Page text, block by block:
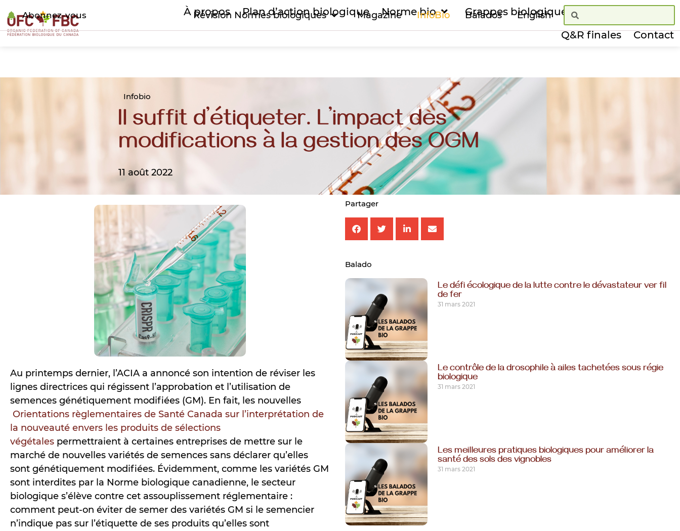
Abonnez-vous Révision Normes biologiques Magazine InfoBio Balados English
À propos Plan d’action biologique Norme bio Grappes biologiques
Q&R finales
Contact
Infobio
Il suffit d’étiqueter. L’impact des
modifications à la gestion des OGM
11 août 2022
Au printemps dernier, l’ACIA a annoncé son intention de réviser les
lignes directrices qui régissent l’approbation et l’utilisation de
semences génétiquement modifiées (GM). En fait, les nouvelles
Orientations règlementaires de Santé Canada sur l’interprétation de
la nouveauté envers les produits de sélections
végétales permettraient à certaines entreprises de mettre sur le
marché de nouvelles variétés de semences sans déclarer qu’elles
sont génétiquement modifiées. Évidemment, comme les variétés GM
sont interdites par la Norme biologique canadienne, le secteur
biologique s’élève contre cet assouplissement réglementaire :
comment peut-on éviter de semer des variétés GM si le semencier
n’indique pas sur l’étiquette de ses produits qu’elles sont
Partager
Balado
Le défi écologique de la lutte contre le dévastateur ver fil
de fer
31 mars 2021
Le contrôle de la drosophile à ailes tachetées sous régie
biologique
31 mars 2021
Les meilleures pratiques biologiques pour améliorer la
santé des sols des vignobles
31 mars 2021